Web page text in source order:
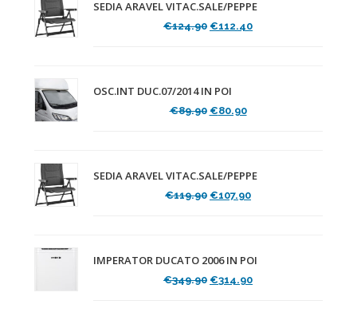
SEDIA ARAVEL VITAC.SALE/PEPPE
€124.90 Il
€124.90.
€112.40Il
OSC.INT DUC.07/2014 IN POI
€89.90 Il
€89.90.
€80.90Il
€80.90.
SEDIA ARAVEL VITAC.SALE/PEPPE
€119.90 Il
€119.90.
€107.90Il
€107.90.
IMPERATOR DUCATO 2006 IN POI
€349.90 Il
€314.90Il